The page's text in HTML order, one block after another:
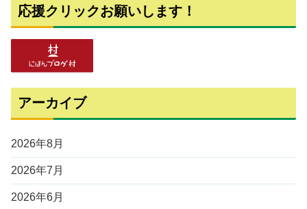
応援クリックお願いします！
アーカイブ
2026年8月
2026年7月
2026年6月